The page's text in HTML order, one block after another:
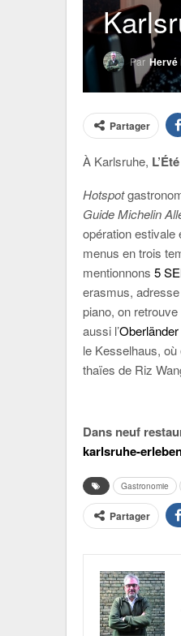
Par Hervé
Partager
À Karlsruhe,
Hotspot
Guide Michelin
opération
menus en trois
mentionnons 5
erasmus,
piano, on
aussi l’
le Kesselhaus,
thaïes de Riz
Dans neuf
karlsruhe-
Gastronomie
Partager